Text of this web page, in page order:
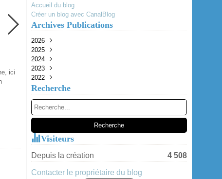
ici
Accueil du blog
Créer un blog avec CanalBlog
Archives Publications
2026
Août
Juillet
Juin
Mai(2)
Avril(1)
Mars(1)
Janvier(2)
2025
Octobre
Juillet
Juin
Mai(4)
Avril(1)
2024
Juillet
Juin
Avril(1)
2023
Octobre
Août(2)
Juin(1)
2022
Octobre(2)
Septembre(1)
Recherche
Visiteurs
Depuis la création 4 508
Contacter le propriétaire du blog